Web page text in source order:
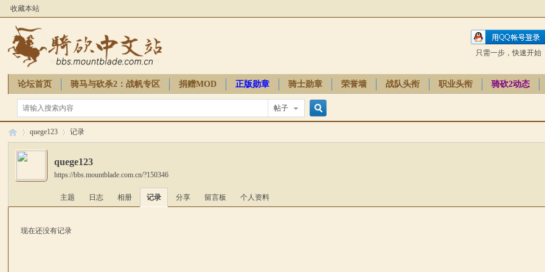
收藏本站
只需一步，快速开始
论坛首页 骑马与砍杀2：战帆专区 捐赠MOD 正版勋章 骑士勋章 荣誉墙 战队头衔 职业头衔 骑砍2动态
骑砍周边
帖子
›
quege123 记录
quege123
https://bbs.mountblade.com.cn/?150346
主题 日志 相册 记录 分享 留言板 个人资料
现在还没有记录